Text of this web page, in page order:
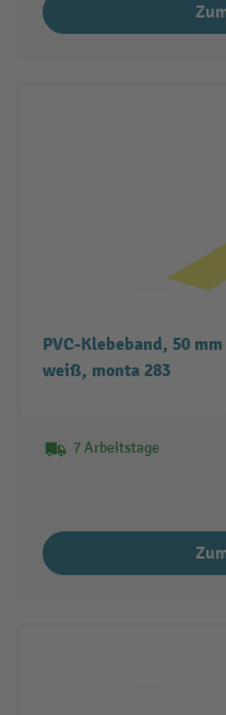
PVC-Klebeband, 50
weiß, monta 283
7 Arbeitstage